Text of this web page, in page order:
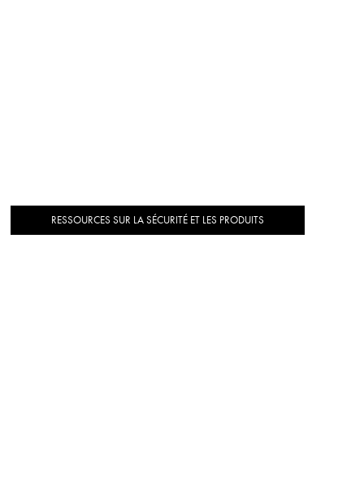
RESSOURCES SUR LA SÉCURITÉ ET LES PRODUITS